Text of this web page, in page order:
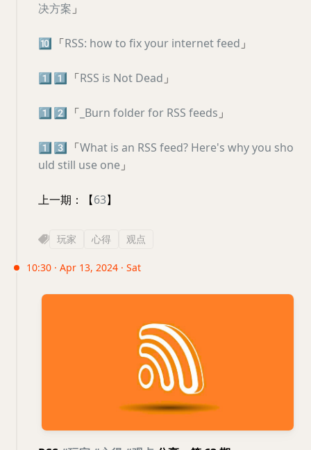
决方案 」
🔟 「RSS: how to fix your internet feed 」
1️⃣1️⃣ 「RSS is Not Dead 」
1️⃣ 2️⃣ 「 _Burn folder for RSS feeds 」
1️⃣3️⃣ 「What is an RSS feed? Here's why you sho
uld still use one 」
上一期：【63】
玩家 心得 观点
10:30 · Apr 13, 2024 · Sat